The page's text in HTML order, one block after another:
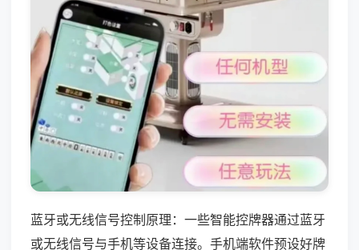
蓝牙或无线信号控制原理：一些智能控牌器通过蓝牙
或无线信号与手机等设备连接。手机端软件预设好牌